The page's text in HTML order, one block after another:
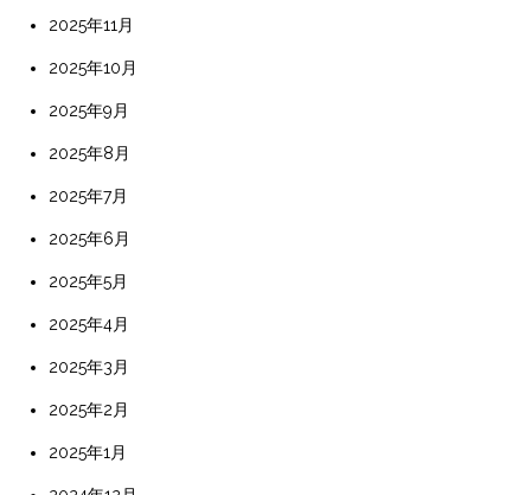
2025年11月
2025年10月
2025年9月
2025年8月
2025年7月
2025年6月
2025年5月
2025年4月
2025年3月
2025年2月
2025年1月